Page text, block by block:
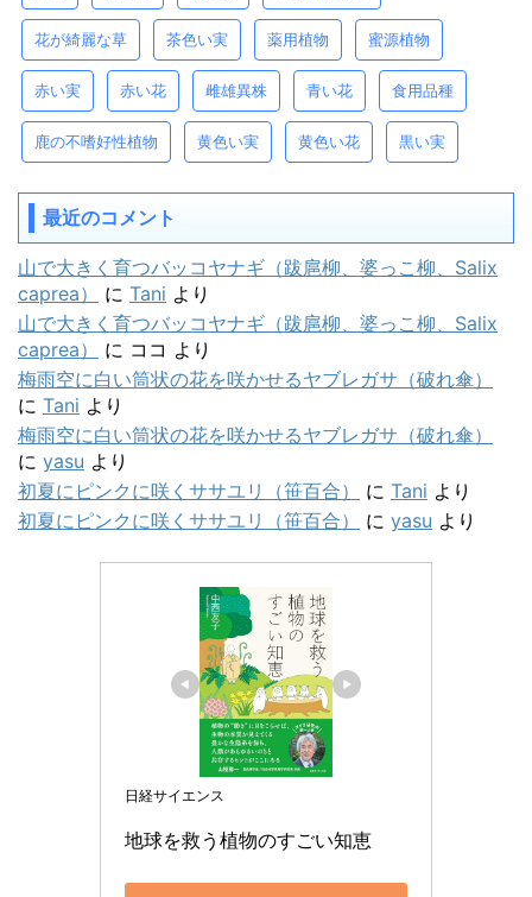
花が綺麗な草 茶色い実 薬用植物 蜜源植物
赤い実 赤い花 雌雄異株 青い花 食用品種
鹿の不嗜好性植物 黄色い実 黄色い花 黒い実
最近のコメント
山で大きく育つバッコヤナギ（跋扈柳、婆っこ柳、Salix
caprea）
に Tani より
山で大きく育つバッコヤナギ（跋扈柳、婆っこ柳、Salix
caprea）
に ココ より
梅雨空に白い筒状の花を咲かせるヤブレガサ（破れ傘）
に Tani より
梅雨空に白い筒状の花を咲かせるヤブレガサ（破れ傘）
に yasu より
初夏にピンクに咲くササユリ（笹百合）
に Tani より
初夏にピンクに咲くササユリ（笹百合）
に yasu より
日経サイエンス
地球を救う植物のすごい知恵